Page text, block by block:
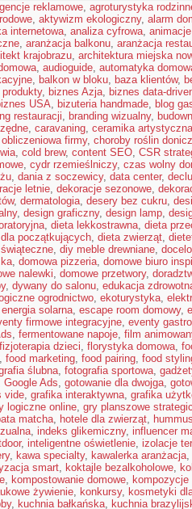
reklamowe, agroturystyka
, aktywizm ekologiczny, alarm
internetowa, analiza cyfrowa,
, aranżacja balkonu, aranżacja
krajobrazu, architektura miejska
, audioguide, automatyka
, balkon w bloku, baza klientów,
produkty, biznes Azja, biznes data-
USA, bizuteria handmade, blog
restauracji, branding wizualny,
, caravaning, ceramika artystyczna
firmy, choroby roślin
, cold brew, content SEO, CSR
, cydr rzemieślniczy, czas wolny
, dania z soczewicy, data center,
letnie, dekoracje sezonowe,
, dermatologia, desery bez cukru,
, design graficzny, design lamp,
, dieta lekkostrawna, dieta
początkujących, dieta zwierząt,
, diy meble drewniane,
, domowa pizzeria, domowe biuro
nalewki, domowe przetwory,
, dywany do salonu, edukacja
ogrodnictwo, ekoturystyka,
energia solarna, escape room domowy,
firmowe integracyjne, eventy
, fermentowane napoje, film
fizjoterapia dzieci, florystyka domowa,
, food marketing, food pairing, food
ślubna, fotografia sportowa,
Google Ads, gotowanie dla dwojga,
vide, grafika interaktywna, grafika
logiczne online, gry planszowe
matcha, hotele dla zwierząt,
, indeks glikemiczny, influencer
, inteligentne oświetlenie, izolacje
, kawa specialty, kawalerka aranżacja,
smart, koktajle bezalkoholowe,
, kompostowanie domowe, kompozycje
żywienie, konkursy, kosmetyki
, kuchnia bałkańska, kuchnia